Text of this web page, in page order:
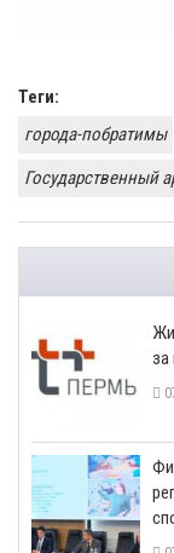
Теги:
города-побратимы
Государственный
за